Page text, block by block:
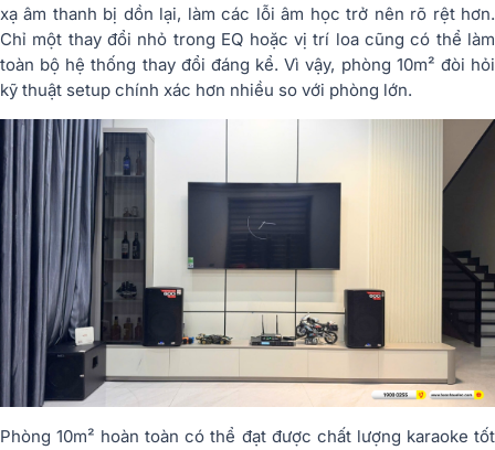
xạ âm thanh bị dồn lại, làm các lỗi âm học trở nên rõ rệt hơn.
Chỉ một thay đổi nhỏ trong EQ hoặc vị trí loa cũng có thể làm
toàn bộ hệ thống thay đổi đáng kể. Vì vậy, phòng 10m² đòi hỏi
kỹ thuật setup chính xác hơn nhiều so với phòng lớn.
Phòng 10m² hoàn toàn có thể đạt được chất lượng karaoke tốt